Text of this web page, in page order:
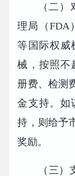
（二
理局（FDA
等国际权威
械，按照不
册费、检测
金支持。如
持，则给予
奖励。
（三